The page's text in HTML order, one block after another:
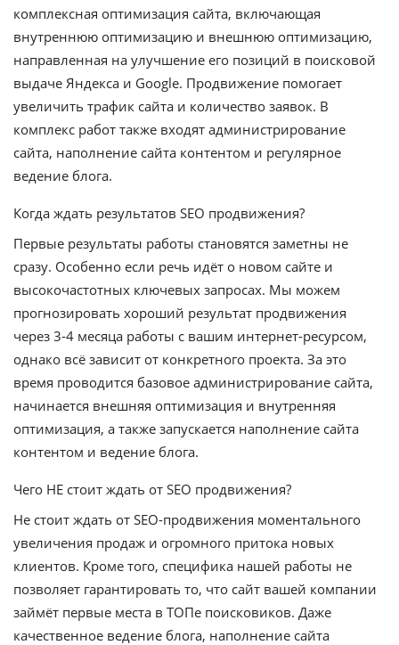
комплексная оптимизация сайта, включающая
внутреннюю оптимизацию и внешнюю оптимизацию,
направленная на улучшение его позиций в поисковой
выдаче Яндекса и Google. Продвижение помогает
увеличить трафик сайта и количество заявок. В
комплекс работ также входят администрирование
сайта, наполнение сайта контентом и регулярное
ведение блога.
Когда ждать результатов SEO продвижения?
Первые результаты работы становятся заметны не
сразу. Особенно если речь идёт о новом сайте и
высокочастотных ключевых запросах. Мы можем
прогнозировать хороший результат продвижения
через 3-4 месяца работы с вашим интернет-ресурсом,
однако всё зависит от конкретного проекта. За это
время проводится базовое администрирование сайта,
начинается внешняя оптимизация и внутренняя
оптимизация, а также запускается наполнение сайта
контентом и ведение блога.
Чего НЕ стоит ждать от SEO продвижения?
Не стоит ждать от SEO-продвижения моментального
увеличения продаж и огромного притока новых
клиентов. Кроме того, специфика нашей работы не
позволяет гарантировать то, что сайт вашей компании
займёт первые места в ТОПе поисковиков. Даже
качественное ведение блога, наполнение сайта